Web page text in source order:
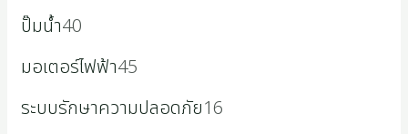
ปั๊มน้ำ40
มอเตอร์ไฟฟ้า45
ระบบรักษาความปลอดภัย16